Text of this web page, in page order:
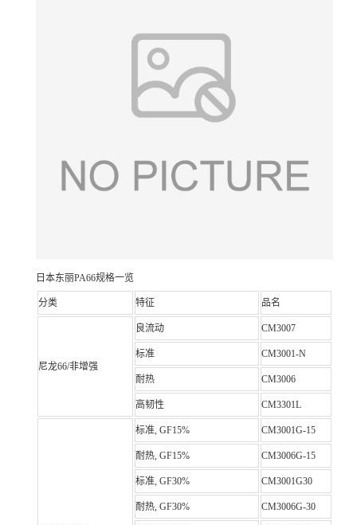
日本东丽PA66规格一览
分类 特征 品名
尼龙66/非增强
良流动 CM3007
标准 CM3001-N
耐热 CM3006
高韧性 CM3301L
标准, GF15% CM3001G-15
耐热, GF15% CM3006G-15
标准, GF30% CM3001G30
耐热, GF30% CM3006G-30